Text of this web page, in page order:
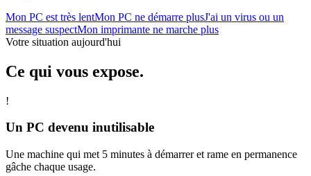
Mon PC est très lentMon PC ne démarre plusJ'ai un virus ou un
message suspectMon imprimante ne marche plus
Votre situation aujourd'hui
Ce qui vous expose.
!
Un PC devenu inutilisable
Une machine qui met 5 minutes à démarrer et rame en permanence
gâche chaque usage.